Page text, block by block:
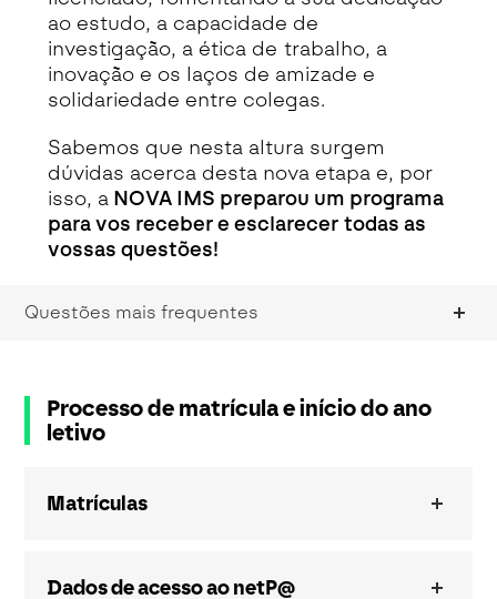
ao estudo, a capacidade de
investigação, a ética de trabalho, a
inovação e os laços de amizade e
solidariedade entre colegas.
Sabemos que nesta altura surgem
dúvidas acerca desta nova etapa e, por
isso, aNOVA IMS preparou um programa
para vos receber e esclarecer todas as
vossas questões!
Questões mais frequentes
Processo de matrícula e início do ano
letivo
Matrículas
Dados de acesso ao netP@